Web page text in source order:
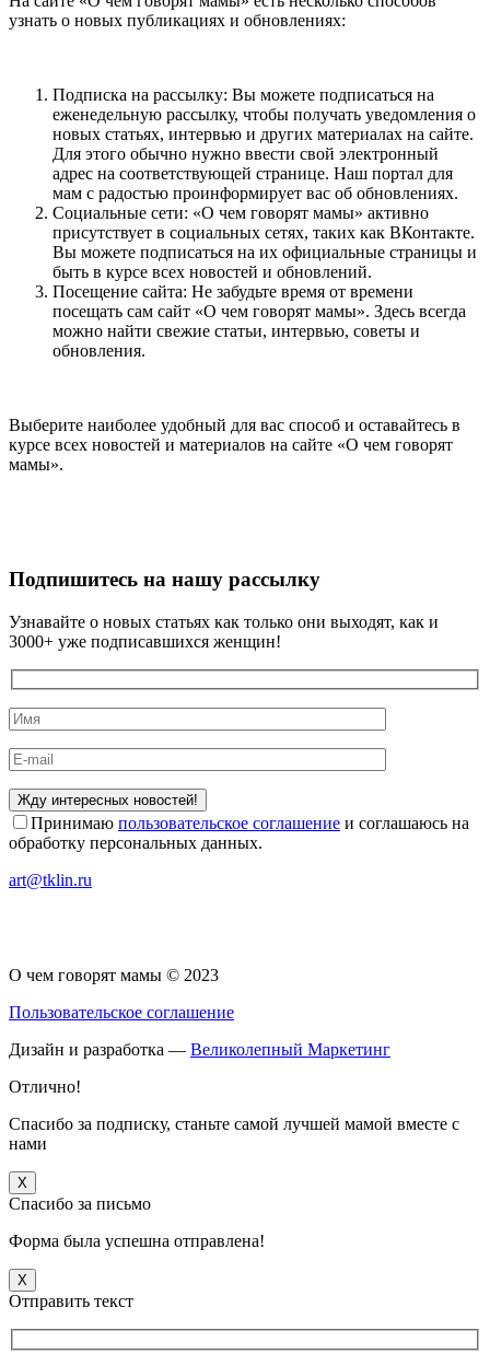
узнать о новых публикациях и обновлениях:
Подписка на рассылку: Вы можете подписаться на
еженедельную рассылку, чтобы получать уведомления о
новых статьях, интервью и других материалах на сайте.
Для этого обычно нужно ввести свой электронный
адрес на соответствующей странице. Наш портал для
мам с радостью проинформирует вас об обновлениях.
Социальные сети: «О чем говорят мамы» активно
присутствует в социальных сетях, таких как ВКонтакте.
Вы можете подписаться на их официальные страницы и
быть в курсе всех новостей и обновлений.
Посещение сайта: Не забудьте время от времени
посещать сам сайт «О чем говорят мамы». Здесь всегда
можно найти свежие статьи, интервью, советы и
обновления.
Выберите наиболее удобный для вас способ и оставайтесь в
курсе всех новостей и материалов на сайте «О чем говорят
мамы».
Подпишитесь на нашу рассылку
Узнавайте о новых статьях как только они выходят, как и
3000+ уже подписавшихся женщин!
Принимаю пользовательское соглашение и соглашаюсь на
обработку персональных данных.
art@tklin.ru
О чем говорят мамы © 2023
Пользовательское соглашение
Дизайн и разработка — Великолепный Маркетинг
Отлично!
Спасибо за подписку, станьте самой лучшей мамой вместе с
нами
X
Спасибо за письмо
Форма была успешна отправлена!
X
Отправить текст